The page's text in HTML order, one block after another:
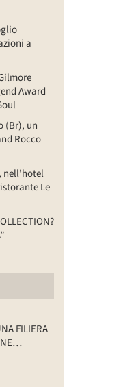
a
Award
(Br), un
Rocco
nell’hotel
Le
FILIERA